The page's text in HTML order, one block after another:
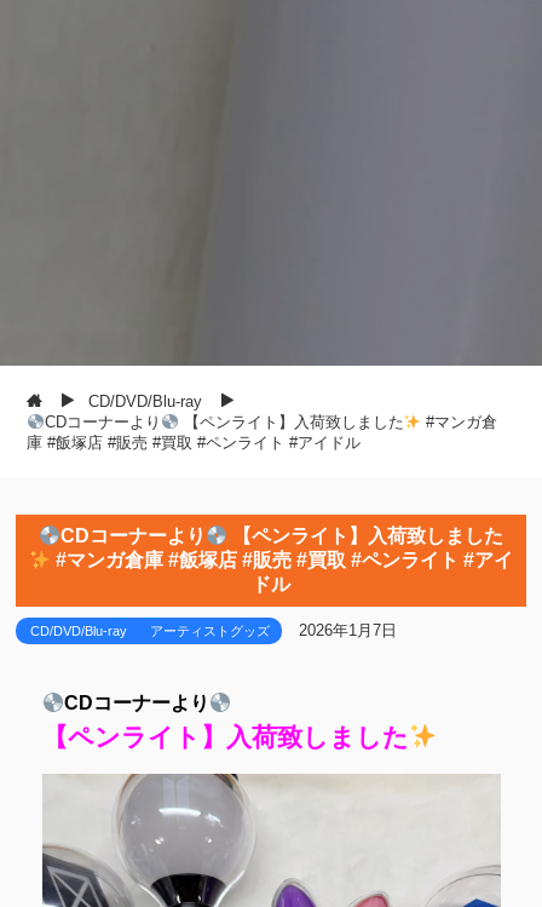
CD/DVD/Blu-ray
CDコーナーより
【ペンライト】入荷致しました
#マンガ倉
庫 #飯塚店 #販売 #買取 #ペンライト #アイドル
CDコーナーより
【ペンライト】入荷致しました
#マンガ倉庫 #飯塚店 #販売 #買取 #ペンライト #アイ
ドル
CD/DVD/Blu-ray アーティストグッズ 2026年1月7日
CDコーナーより
【ペンライト】入荷致しました